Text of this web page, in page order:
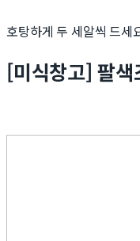
호탕하게 두 세알씩 드세
[미식창고] 팔